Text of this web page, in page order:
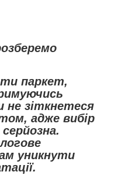
паркет,
не зіткнетеся
адже вибір
уникнути